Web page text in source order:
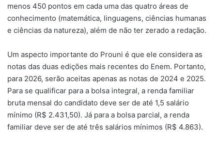
menos 450 pontos em cada uma das quatro áreas de
conhecimento (matemática, linguagens, ciências humanas
e ciências da natureza), além de não ter zerado a redação.
Um aspecto importante do Prouni é que ele considera as
notas das duas edições mais recentes do Enem. Portanto,
para 2026, serão aceitas apenas as notas de 2024 e 2025.
Para se qualificar para a bolsa integral, a renda familiar
bruta mensal do candidato deve ser de até 1,5 salário
mínimo (R$ 2.431,50). Já para a bolsa parcial, a renda
familiar deve ser de até três salários mínimos (R$ 4.863).